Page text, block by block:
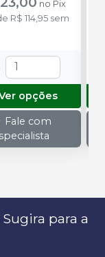
no Pix
R$ 114,95 sem
opções
Fale com
Sugira para a